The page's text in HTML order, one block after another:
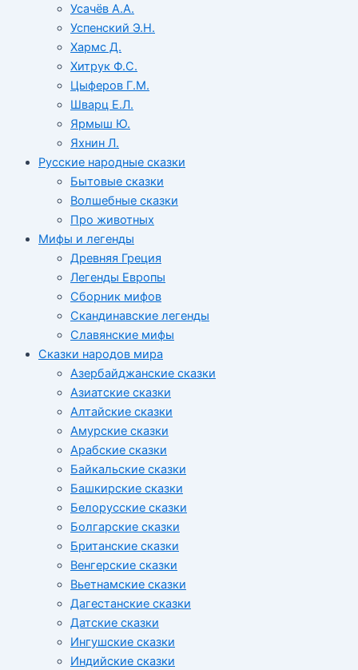
Усачёв А.А.
Успенский Э.Н.
Хармс Д.
Хитрук Ф.С.
Цыферов Г.М.
Шварц Е.Л.
Ярмыш Ю.
Яхнин Л.
Русские народные сказки
Бытовые сказки
Волшебные сказки
Про животных
Мифы и легенды
Древняя Греция
Легенды Европы
Сборник мифов
Скандинавские легенды
Славянские мифы
Сказки народов мира
Азербайджанские сказки
Азиатские сказки
Алтайские сказки
Амурские сказки
Арабские сказки
Байкальские сказки
Башкирские сказки
Белорусские сказки
Болгарские сказки
Британские сказки
Венгерские сказки
Вьетнамские сказки
Дагестанские сказки
Датские сказки
Ингушские сказки
Индийские сказки